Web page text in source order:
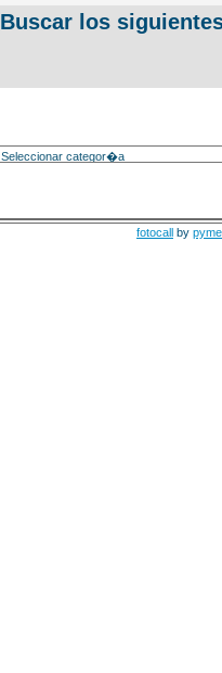
Buscar los
fotocall by